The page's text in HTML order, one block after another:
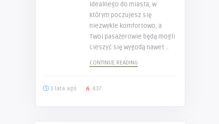
idealnego do miasta, w
którym poczujesz się
niezwykle komfortowo, a
Twoi pasażerowie będą mogli
cieszyć się wygodą nawet ..
CONTINUE READING
3 lata ago 837